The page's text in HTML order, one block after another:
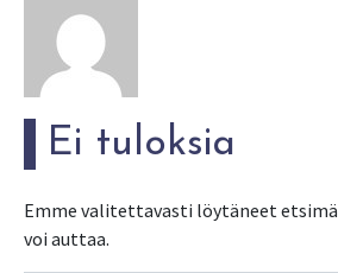
Ei tuloksia
Emme valitettavasti löytäneet
voi auttaa.